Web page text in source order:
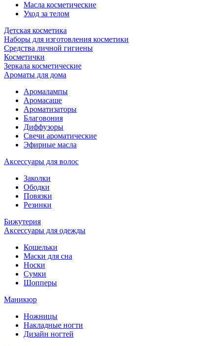
Масла косметические
Уход за телом
Детская косметика
Наборы для изготовления косметики
Средства личной гигиены
Косметички
Зеркала косметические
Ароматы для дома
Аромалампы
Аромасаше
Ароматизаторы
Благовония
Диффузоры
Свечи ароматические
Эфирные масла
Аксессуары для волос
Заколки
Ободки
Повязки
Резинки
Бижутерия
Аксессуары для одежды
Кошельки
Маски для сна
Носки
Сумки
Шопперы
Маникюр
Ножницы
Накладные ногти
Дизайн ногтей